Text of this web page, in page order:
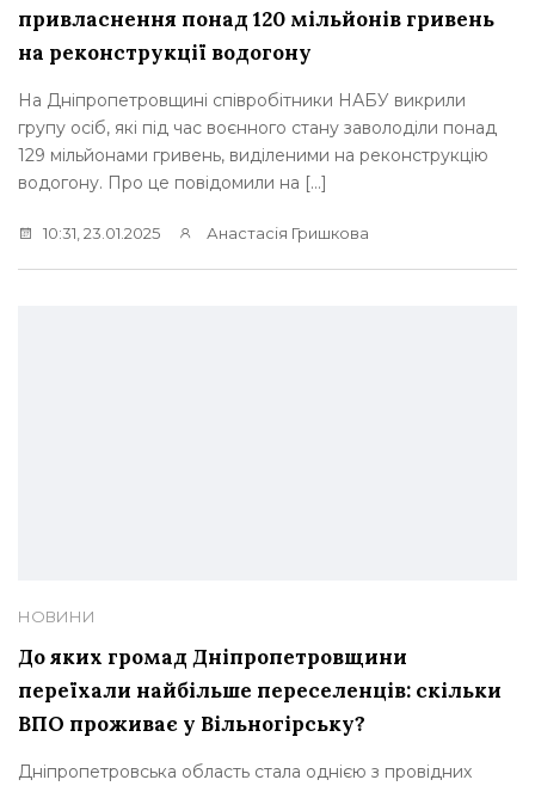
привласнення понад 120 мільйонів гривень
на реконструкції водогону
На Дніпропетровщині співробітники НАБУ викрили
групу осіб, які під час воєнного стану заволоділи понад
129 мільйонами гривень, виділеними на реконструкцію
водогону. Про це повідомили на […]
10:31, 23.01.2025 Анастасія Гришкова
НОВИНИ
До яких громад Дніпропетровщини
переїхали найбільше переселенців: скільки
ВПО проживає у Вільногірську?
Дніпропетровська область стала однією з провідних